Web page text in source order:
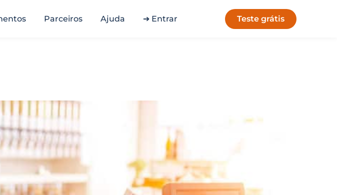
Parceiros Ajuda ➔ Entrar Teste grátis